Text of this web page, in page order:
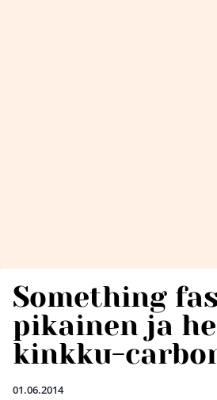
Something
pikainen ja
kinkku-
01.06.2014